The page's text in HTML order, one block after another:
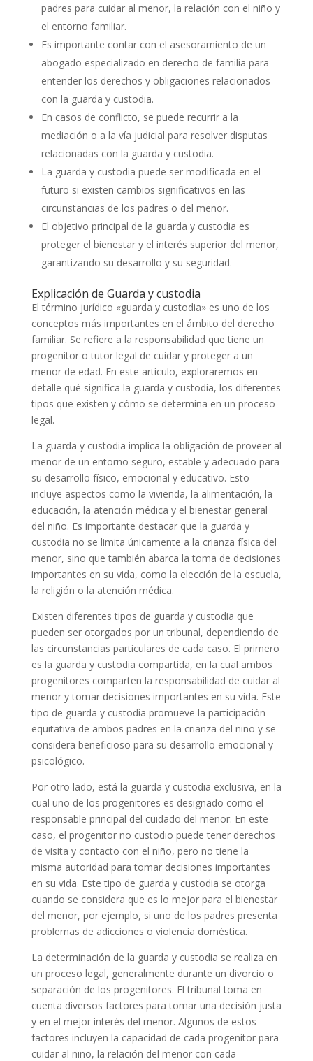
padres para cuidar al menor, la relación con el niño y
el entorno familiar.
Es importante contar con el asesoramiento de un
abogado especializado en derecho de familia para
entender los derechos y obligaciones relacionados
con la guarda y custodia.
En casos de conflicto, se puede recurrir a la
mediación o a la vía judicial para resolver disputas
relacionadas con la guarda y custodia.
La guarda y custodia puede ser modificada en el
futuro si existen cambios significativos en las
circunstancias de los padres o del menor.
El objetivo principal de la guarda y custodia es
proteger el bienestar y el interés superior del menor,
garantizando su desarrollo y su seguridad.
Explicación de Guarda y custodia
El término jurídico «guarda y custodia» es uno de los
conceptos más importantes en el ámbito del derecho
familiar. Se refiere a la responsabilidad que tiene un
progenitor o tutor legal de cuidar y proteger a un
menor de edad. En este artículo, exploraremos en
detalle qué significa la guarda y custodia, los diferentes
tipos que existen y cómo se determina en un proceso
legal.
La guarda y custodia implica la obligación de proveer al
menor de un entorno seguro, estable y adecuado para
su desarrollo físico, emocional y educativo. Esto
incluye aspectos como la vivienda, la alimentación, la
educación, la atención médica y el bienestar general
del niño. Es importante destacar que la guarda y
custodia no se limita únicamente a la crianza física del
menor, sino que también abarca la toma de decisiones
importantes en su vida, como la elección de la escuela,
la religión o la atención médica.
Existen diferentes tipos de guarda y custodia que
pueden ser otorgados por un tribunal, dependiendo de
las circunstancias particulares de cada caso. El primero
es la guarda y custodia compartida, en la cual ambos
progenitores comparten la responsabilidad de cuidar al
menor y tomar decisiones importantes en su vida. Este
tipo de guarda y custodia promueve la participación
equitativa de ambos padres en la crianza del niño y se
considera beneficioso para su desarrollo emocional y
psicológico.
Por otro lado, está la guarda y custodia exclusiva, en la
cual uno de los progenitores es designado como el
responsable principal del cuidado del menor. En este
caso, el progenitor no custodio puede tener derechos
de visita y contacto con el niño, pero no tiene la
misma autoridad para tomar decisiones importantes
en su vida. Este tipo de guarda y custodia se otorga
cuando se considera que es lo mejor para el bienestar
del menor, por ejemplo, si uno de los padres presenta
problemas de adicciones o violencia doméstica.
La determinación de la guarda y custodia se realiza en
un proceso legal, generalmente durante un divorcio o
separación de los progenitores. El tribunal toma en
cuenta diversos factores para tomar una decisión justa
y en el mejor interés del menor. Algunos de estos
factores incluyen la capacidad de cada progenitor para
cuidar al niño, la relación del menor con cada